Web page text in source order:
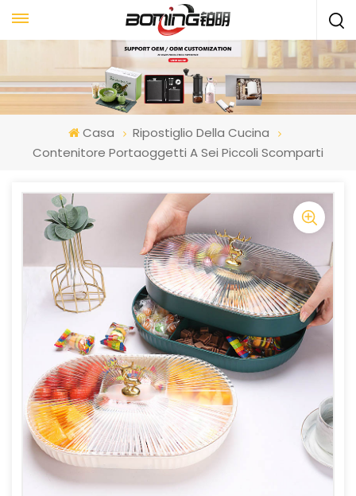
Casa
Ripostiglio Della Cucina
Contenitore Portaoggetti A Sei Piccoli Scomparti